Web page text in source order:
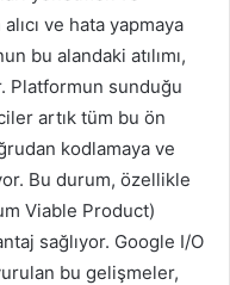
ve hata yapmaya
bu alandaki atılımı,
Platformun sunduğu
artık tüm bu ön
kodlamaya ve
Bu durum, özellikle
Viable Product)
sağlıyor. Google I/O
bu gelişmeler,